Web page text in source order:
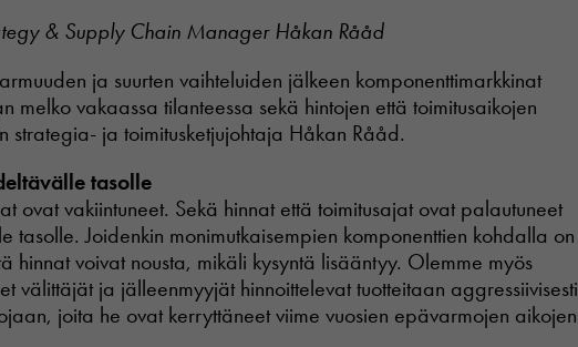
& Supply Chain Manager Håkan Rååd
ja suurten vaihteluiden jälkeen komponenttimarkkinat
melko vakaassa tilanteessa sekä hintojen että toimitusaikojen
strategia- ja toimitusketjujohtaja Håkan Rååd.
tasolle
ovat vakiintuneet. Sekä hinnat että toimitusajat ovat palautuneet
tasolle. Joidenkin monimutkaisempien komponenttien kohdalla on
hinnat voivat nousta, mikäli kysyntä lisääntyy. Olemme myös
välittäjät ja jälleenmyyjät hinnoittelevat tuotteitaan aggressiivisesti
joita he ovat kerryttäneet viime vuosien epävarmojen aikojen